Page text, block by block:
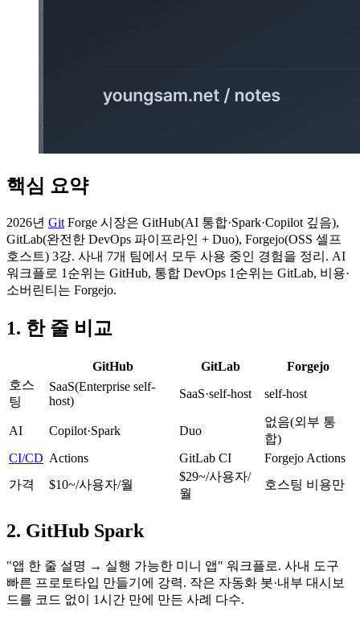
핵심 요약
2026년 Git Forge 시장은 GitHub(AI 통합·Spark·Copilot 깊음),
GitLab(완전한 DevOps 파이프라인 + Duo), Forgejo(OSS 셀프
호스트) 3강. 사내 7개 팀에서 모두 사용 중인 경험을 정리. AI
워크플로 1순위는 GitHub, 통합 DevOps 1순위는 GitLab, 비용·
소버린티는 Forgejo.
1. 한 줄 비교
GitHub GitLab
Forgejo
호스
팅
SaaS(Enterprise self-
host)
SaaS·self-host self-host
AI Copilot·Spark Duo
없음(외부 통
합)
CI/CD Actions GitLab CI
Forgejo Actions
가격
$10~/사용자/월
$29~/사용자/
월
호스팅 비용만
2. GitHub Spark
"앱 한 줄 설명 → 실행 가능한 미니 앱" 워크플로. 사내 도구
빠른 프로토타입 만들기에 강력. 작은 자동화 봇·내부 대시보
드를 코드 없이 1시간 만에 만든 사례 다수.